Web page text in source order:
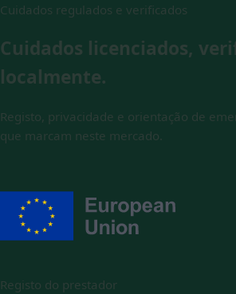
Cuidados regulados e verificados
Cuidados licenciados,
localmente.
Registo, privacidade e orientação de
que marcam neste mercado.
Registo do prestador